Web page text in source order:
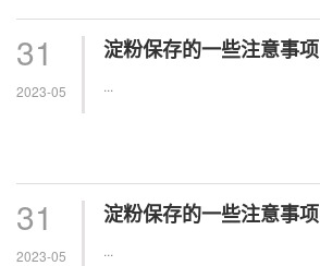
31
2023-05
淀粉保存的一些注意事项
...
31
2023-05
淀粉保存的一些注意事项
...